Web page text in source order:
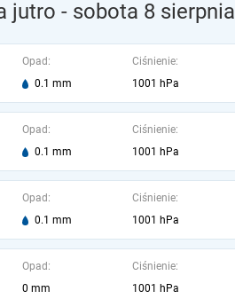
jutro - sobota 8 sierpnia
Opad:
0.1 mm
Ciśnienie:
1001 hPa
Opad:
0.1 mm
Ciśnienie:
1001 hPa
Opad:
0.1 mm
Ciśnienie:
1001 hPa
Opad:
0 mm
Ciśnienie:
1001 hPa